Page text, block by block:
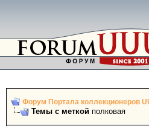
Форум Портала коллекционеров
Темы с меткой полковая